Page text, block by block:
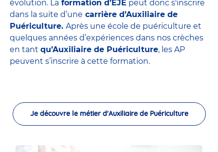
évolution. La formation d’EJE peut donc s'inscrire
dans la suite d’une carrière d’Auxiliaire de
Puériculture. Après une école de puériculture et
quelques années d’expériences dans nos crèches
en tant qu’Auxiliaire de Puériculture, les AP
peuvent s’inscrire à cette formation.
Je découvre le métier d'Auxiliaire de Puériculture